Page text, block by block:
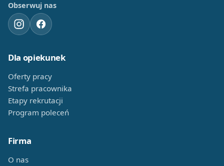
Obserwuj nas
Dla opiekunek
Oferty pracy
Strefa pracownika
Etapy rekrutacji
Program poleceń
Firma
O nas